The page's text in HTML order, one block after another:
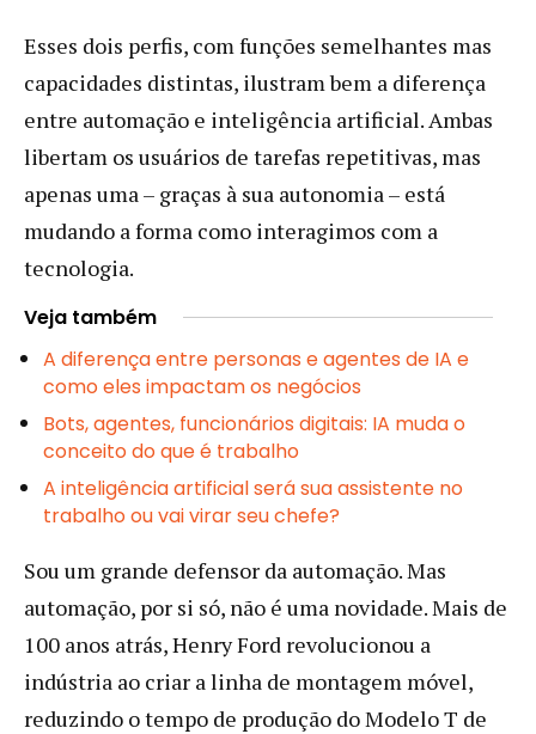
Esses dois perfis, com funções semelhantes mas
capacidades distintas, ilustram bem a diferença
entre automação e inteligência artificial. Ambas
libertam os usuários de tarefas repetitivas, mas
apenas uma – graças à sua autonomia – está
mudando a forma como interagimos com a
tecnologia.
Veja também
A diferença entre personas e agentes de IA e
como eles impactam os negócios
Bots, agentes, funcionários digitais: IA muda o
conceito do que é trabalho
A inteligência artificial será sua assistente no
trabalho ou vai virar seu chefe?
Sou um grande defensor da automação. Mas
automação, por si só, não é uma novidade. Mais de
100 anos atrás, Henry Ford revolucionou a
indústria ao criar a linha de montagem móvel,
reduzindo o tempo de produção do Modelo T de